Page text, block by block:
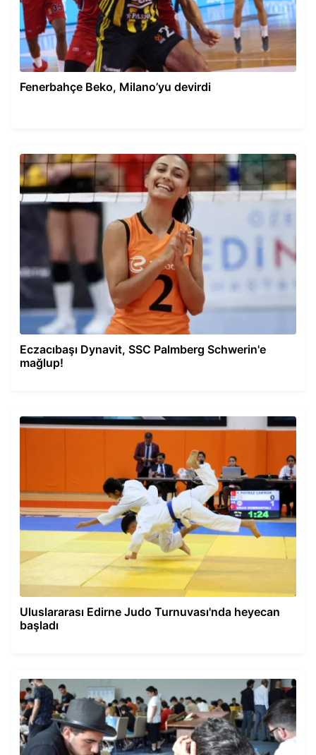
Fenerbahçe Beko, Milano’yu devirdi
Eczacıbaşı Dynavit, SSC Palmberg Schwerin'e
mağlup!
Uluslararası Edirne Judo Turnuvası'nda heyecan
başladı